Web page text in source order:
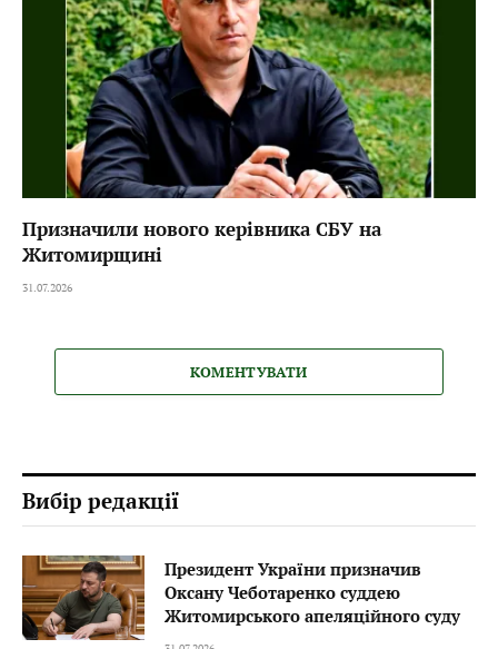
Призначили нового керівника СБУ на
Житомирщині
31.07.2026
КОМЕНТУВАТИ
Вибір редакції
Президент України призначив
Оксану Чеботаренко суддею
Житомирського апеляційного суду